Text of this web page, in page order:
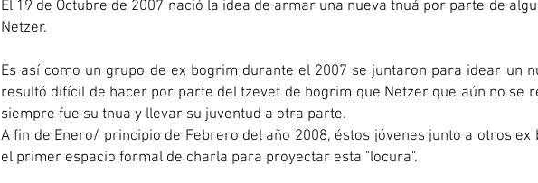
El 19 de Octubre de 2007 nació la idea de armar una nueva tnuá por parte de
Netzer.
Es así como un grupo de ex bogrim durante el 2007 se juntaron para idear un
resultó difícil de hacer por parte del tzevet de bogrim que Netzer que aún no se
siempre fue su tnua y llevar su juventud a otra parte.
A fin de Enero/ principio de Febrero del año 2008, éstos jóvenes junto a otros ex
el primer espacio formal de charla para proyectar esta "locura".